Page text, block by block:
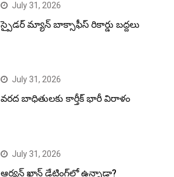
July 31, 2026
స్పైడర్ మ్యాన్ బాక్సాఫీస్ రికార్డు బద్దలు
July 31, 2026
వరద బాధితులకు కార్తీక్ భారీ విరాళం
July 31, 2026
ఆర్యన్ ఖాన్ డేటింగ్‌లో ఉన్నాడా?